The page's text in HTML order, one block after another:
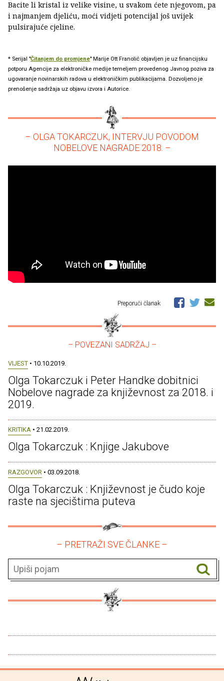
Bacite li kristal iz velike visine, u svakom ćete njegovom, pa
i najmanjem djeliću, moći vidjeti potencijal još uvijek
pulsirajuće cjeline.
* Serijal "Čitanjem do promjene" Marije Ott Franolić objavljen je uz financijsku
potporu Agencije za elektroničke medije temeljem provedenog Javnog poziva za
ugovaranje novinarskih radova u elektroničkim publikacijama. Dozvoljeno je
prenošenje sadržaja uz objavu izvora i Autorice.
– OLGA TOKARCZUK, INTERVJU POVODOM
NOBELOVE NAGRADE 2018. –
Preporuči članak
– POVEZANI SADRŽAJ –
VIJEST • 10.10.2019.
Olga Tokarczuk i Peter Handke dobitnici
Nobelove nagrade za književnost za 2018. i
2019.
KRITIKA • 21.02.2019.
Olga Tokarczuk : Knjige Jakubove
RAZGOVOR • 03.09.2018.
Olga Tokarczuk : Književnost je čudo koje
raste na sjecištima puteva
– PRETRAŽI SVE ČLANKE –